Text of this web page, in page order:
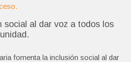
social al dar voz a todos los
fomenta la inclusión social al dar